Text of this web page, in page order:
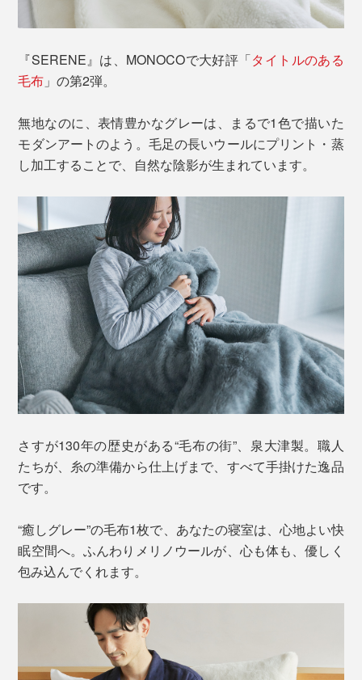
『SERENE』は、MONOCOで大好評「タイトルのある
毛布 」の第2弾。
無地なのに、表情豊かなグレーは、まるで1色で描いた
モダンアートのよう。毛足の長いウールにプリント・蒸
し加工することで、自然な陰影が生まれています。
さすが130年の歴史がある“毛布の街”、泉大津製。職人
たちが、糸の準備から仕上げまで、すべて手掛けた逸品
です。
“癒しグレー”の毛布1枚で、あなたの寝室は、心地よい快
眠空間へ。ふんわりメリノウールが、心も体も、優しく
包み込んでくれます。